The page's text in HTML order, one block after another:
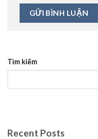
Tìm kiếm
Recent Posts